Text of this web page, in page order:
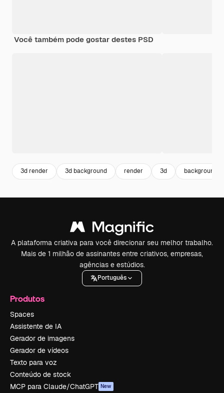
Você também pode gostar destes PSD
3d render 3d background render 3d background
A plataforma criativa para você direcionar seu melhor trabalho.
Mais de 1 milhão de assinantes entre criativos, empresas,
agências e estúdios.
Português
Produtos
Spaces
Assistente de IA
Gerador de imagens
Gerador de vídeos
Texto para voz
Conteúdo de stock
MCP para Claude/ChatGPT New